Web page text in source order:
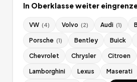
In Oberklasseweiter
VW (4) Volvo (2) Audi (1)
Porsche (1) Bentley Buick
Chevrolet Chrysler Citroen
Lamborghini Lexus Maserati